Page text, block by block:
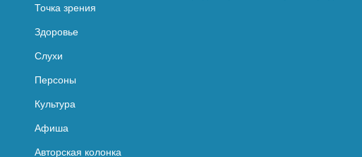
Точка зрения
Здоровье
Слухи
Персоны
Культура
Афиша
Авторская колонка